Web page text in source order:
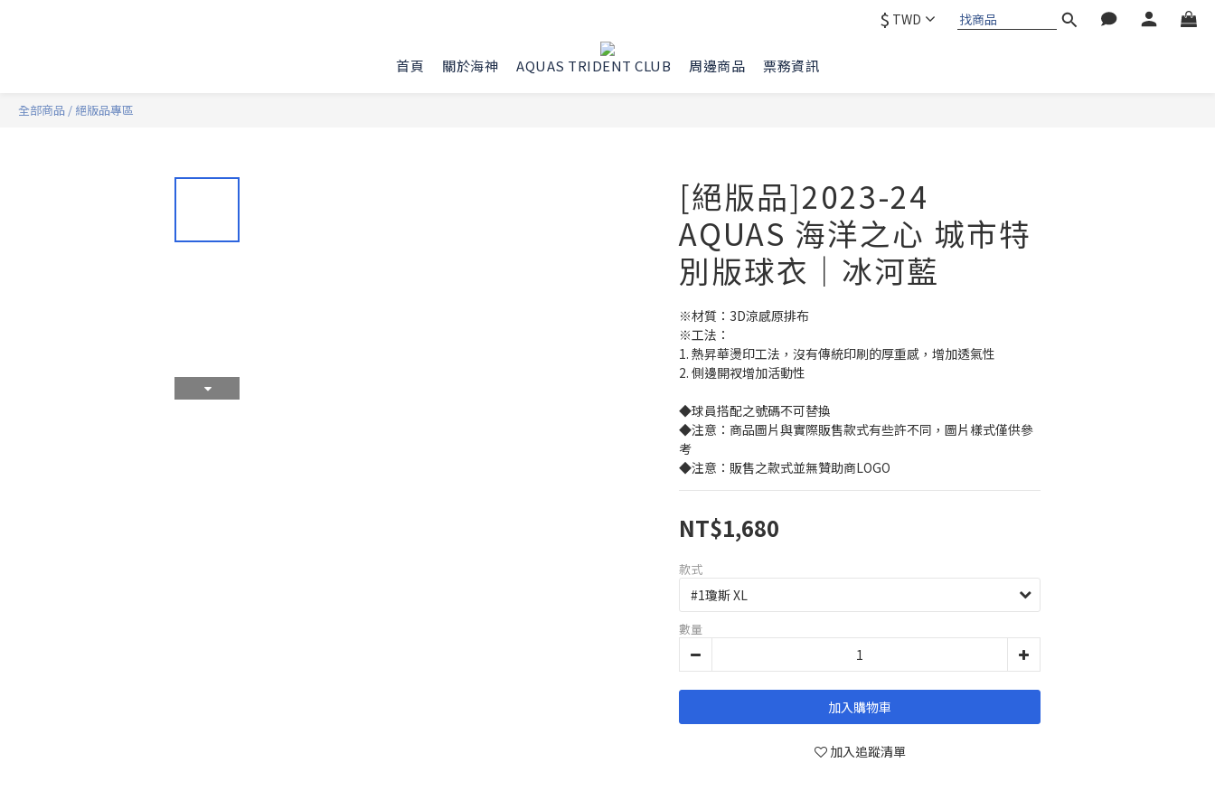
$ TWD
首頁 關於海神 AQUAS TRIDENT CLUB 周邊商品 票務資訊
全部商品 / 絕版品專區
[絕版品]2023-24
AQUAS 海洋之心 城市特
別版球衣｜冰河藍
※材質：3D涼感原排布
※工法：
1. 熱昇華燙印工法，沒有傳統印刷的厚重感，增加透氣性
2. 側邊開衩增加活動性
◆球員搭配之號碼不可替換
◆注意：商品圖片與實際販售款式有些許不同，圖片樣式僅供參
考
◆注意：販售之款式並無贊助商LOGO
NT$1,680
款式
數量
加入購物車
加入追蹤清單